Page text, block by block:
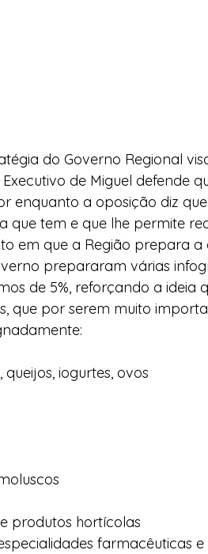
do Governo Regional
Executivo de Miguel defende
enquanto a oposição diz
que tem e que lhe permite
em que a Região prepara a
prepararam várias
de 5%, reforçando a ideia
que por serem muito
queijos, iogurtes, ovos
produtos hortícolas
farmacêuticas